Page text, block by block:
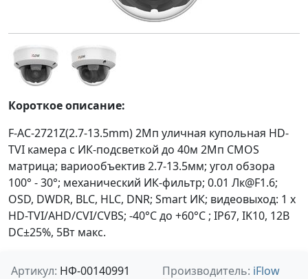
Короткое описание:
F-AC-2721Z(2.7-13.5mm) 2Мп уличная купольная HD-
TVI камера с ИК-подсветкой до 40м 2Мп CMOS
матрица; вариообъектив 2.7-13.5мм; угол обзора
100° - 30°; механический ИК-фильтр; 0.01 Лк@F1.6;
OSD, DWDR, BLC, HLC, DNR; Smart ИК; видеовыход: 1 х
HD-TVI/AHD/CVI/CVBS; -40°С до +60°С ; IP67, IK10, 12В
DC±25%, 5Вт макс.
Артикул: НФ-00140991 Производитель: iFlow